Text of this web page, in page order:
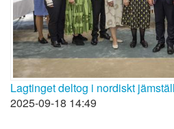
Lagtinget deltog i nordiskt
2025-09-18 14:49